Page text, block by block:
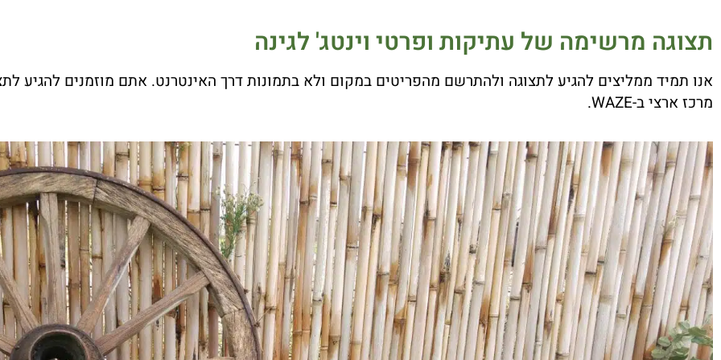
תצוגה מרשימה של עתיקות ופרטי וינטג' לגינה
אנו תמיד ממליצים להגיע לתצוגה ולהתרשם מהפריטים במקום ולא בתמונות דרך האינטרנט. אתם מוזמנים להגיע
מרכז ארצי ב-WAZE.